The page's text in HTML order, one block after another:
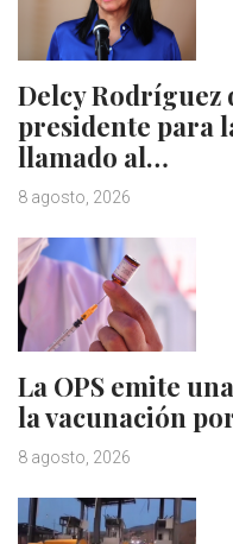
Delcy Rodríguez
presidente para
llamado al…
8 agosto, 2026
La OPS emite
la vacunación
8 agosto, 2026